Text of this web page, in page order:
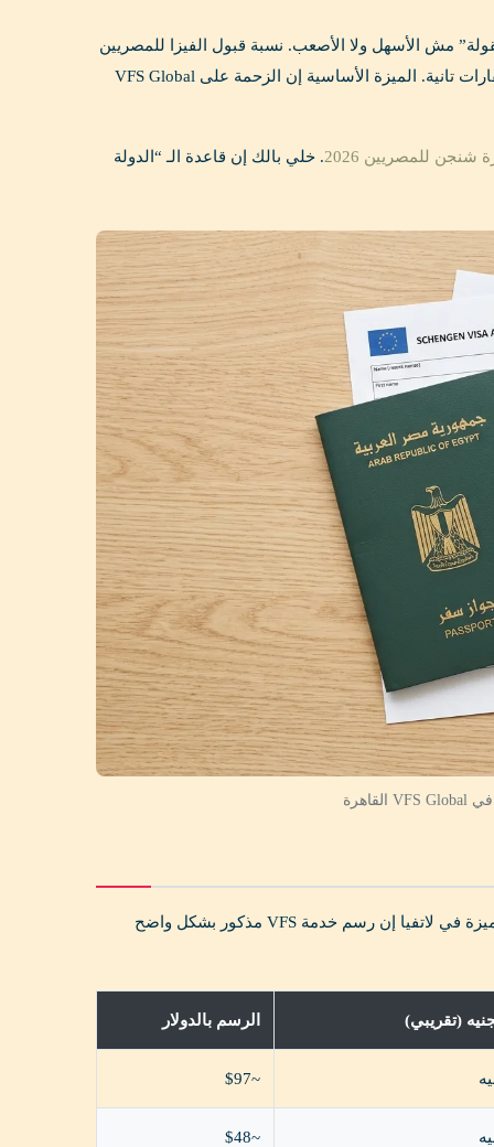
مش الأسهل ولا الأصعب. نسبة قبول الفيزا للمصريين
في لاتفيا حوالي 80-85% (وده رقم محترم)، ومدة المعالجة فيها مرنة شوية مقارنة بسفارات تانية. الميزة الأساسية إن الزحمة على VFS Global
للمصريين 2026
. خلي بالك إن قاعدة الـ “الدولة
الرسوم موحدة مع باقي دول الشنجن، 90 يورو للبالغين بعد التحديث في يونيو 2024. الميزة في لاتفيا إن رسم خدمة VFS مذكور بشكل واضح
(تقريبي) الرسم بالدولار
~$97
~$48